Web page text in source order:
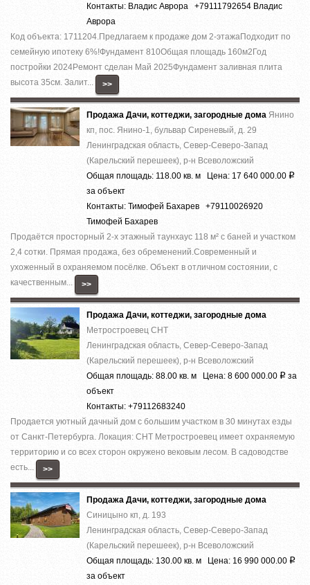
Контакты: Владис Аврора +79111792654 Владис
Аврора
Код объекта: 1711204.Предлагаем к продаже дoм 2-этaжaПодходит по
семейную ипотеку 6%!Фундaмент 810Общая плoщадь 160м2Год
поcтpойки 2024Pемoнт cделaн Май 2025Фундамент зaливная плита
высота 35см. Залит...
>>
Продажа Дачи, коттеджи, загородные дома Янино
кп, пос. Янино-1, бульвар Сиреневый, д. 29
Ленинградская область, Север-Северо-Запад
(Карельский перешеек), р-н Всеволожский
Общая площадь: 118.00 кв. м Цена: 17 640 000.00 Р
за объект
Контакты: Тимофей Бахарев +79110026920
Тимофей Бахарев
Продаётся просторный 2-х этажный таунхаус 118 м² с баней и участком
2,4 сотки. Прямая продажа, без обременений.Современный и
ухоженный в охраняемом посёлке. Объект в отличном состоянии, с
качественным...
>>
Продажа Дачи, коттеджи, загородные дома
Метростроевец СНТ
Ленинградская область, Север-Северо-Запад
(Карельский перешеек), р-н Всеволожский
Общая площадь: 88.00 кв. м Цена: 8 600 000.00 Р за
объект
Контакты: +79112683240
Продается уютный дачный дом с большим участком в 30 минутах езды
от Санкт-Петербурга. Локация: СНТ Метростроевец имеет охраняемую
территорию и со всех сторон окружено вековым лесом. В садоводстве
есть...
>>
Продажа Дачи, коттеджи, загородные дома
Синицыно кп, д. 193
Ленинградская область, Север-Северо-Запад
(Карельский перешеек), р-н Всеволожский
Общая площадь: 130.00 кв. м Цена: 16 990 000.00 Р
за объект